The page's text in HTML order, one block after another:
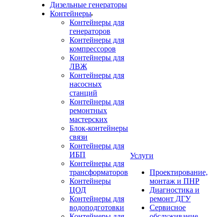
Дизельные генераторы
Контейнеры
Контейнеры для
генераторов
Контейнеры для
компрессоров
Контейнеры для
ЛВЖ
Контейнеры для
насосных
станций
Контейнеры для
ремонтных
мастерских
Блок-контейнеры
связи
Контейнеры для
ИБП
Контейнеры для
трансформаторов
Контейнеры
ЦОД
Контейнеры для
водоподготовки
Услуги
Проектирование,
монтаж и ПНР
Диагностика и
ремонт ДГУ
Сервисное